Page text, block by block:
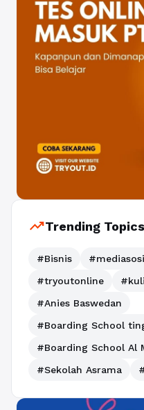
trending_upTrending Topics
#Bisnis
#tryoutonline
#Anies Baswedan
#Boarding School
#Boarding School Al
#Sekolah Asrama